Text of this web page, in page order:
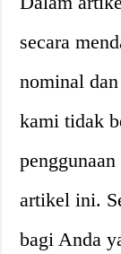
secara
nominal
kami tidak
artikel ini.
bagi Anda